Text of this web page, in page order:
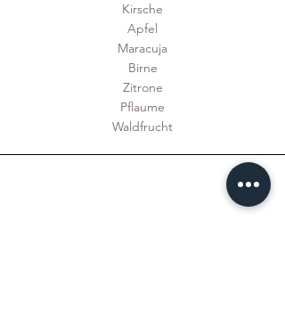
Kirsche
Apfel
Maracuja
Birne
Zitrone
Pflaume
Waldfrucht